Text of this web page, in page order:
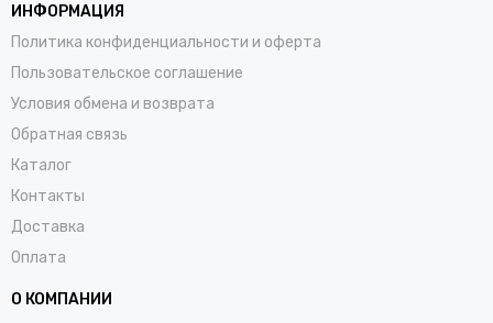
ИНФОРМАЦИЯ
Политика конфиденциальности и оферта
Пользовательское соглашение
Условия обмена и возврата
Обратная связь
Каталог
Контакты
Доставка
Оплата
О КОМПАНИИ